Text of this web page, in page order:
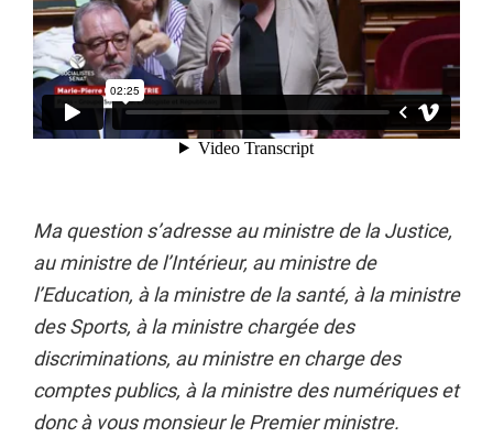
Ma question s’adresse au ministre de la Justice,
au ministre de l’Intérieur, au ministre de
l’Education, à la ministre de la santé, à la ministre
des Sports, à la ministre chargée des
discriminations, au ministre en charge des
comptes publics, à la ministre des numériques et
donc à vous monsieur le Premier ministre.